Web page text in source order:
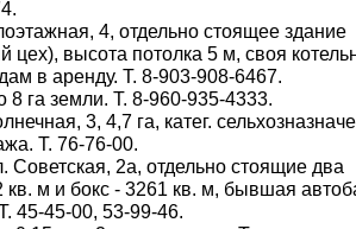
4, отдельно стоящее здание
цех), высота потолка 5 м, своя
в аренду. Т. 8-903-908-6467.
8 га земли. Т. 8-960-935-4333.
3, 4,7 га, катег.
Т. 76-76-00.
Советская, 2а, отдельно стоящие два
м и бокс - 3261 кв. м, бывшая
45-45-00, 53-99-46.